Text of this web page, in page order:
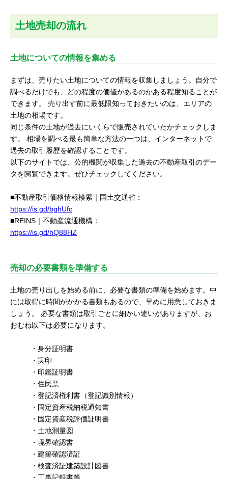
土地売却の流れ
土地についての情報を集める
まずは、売りたい土地についての情報を収集しましょう。自分で
調べるだけでも、どの程度の価値があるのかある程度知ることが
できます。 売り出す前に最低限知っておきたいのは、エリアの
土地の相場です。
同じ条件の土地が過去にいくらで販売されていたかチェックしま
す。 相場を調べる最も簡単な方法の一つは、インターネットで
過去の取引履歴を確認することです。
以下のサイトでは、公的機関が収集した過去の不動産取引のデー
タを閲覧できます。ぜひチェックしてください。
■不動産取引価格情報検索｜国土交通省：
https://is.gd/bghUfc
■REINS｜不動産流通機構：
https://is.gd/hQ88HZ
売却の必要書類を準備する
土地の売り出しを始める前に、必要な書類の準備を始めます。中
には取得に時間がかかる書類もあるので、早めに用意しておきま
しょう。 必要な書類は取引ごとに細かい違いがありますが、お
おむね以下は必要になります。
・身分証明書
・実印
・印鑑証明書
・住民票
・登記済権利書（登記識別情報）
・固定資産税納税通知書
・固定資産税評価証明書
・土地測量図
・境界確認書
・建築確認済証
・検査済証建築設計図書